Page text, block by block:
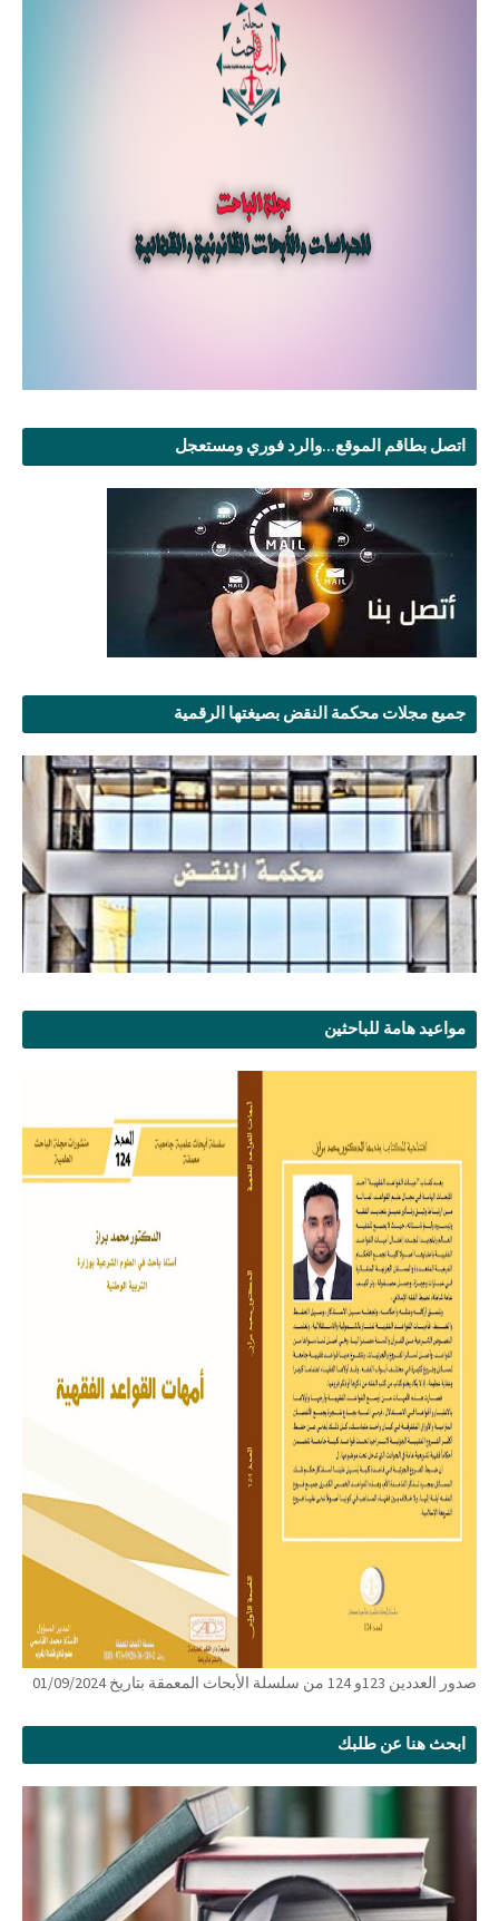
اتصل بطاقم الموقع...والرد فوري ومستعجل
جميع مجلات محكمة النقض بصيغتها الرقمية
مواعيد هامة للباحثين
صدور العددين 123و 124 من سلسلة الأبحاث المعمقة بتاريخ 01/09/2024
ابحث هنا عن طلبك